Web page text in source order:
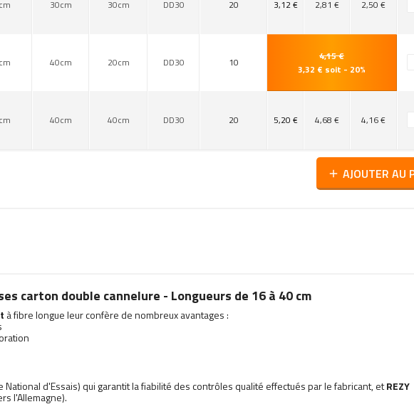
30cm 30cm DD30 20 3,12 € 2,81 € 2,50 €
40cm 20cm DD30 10
4,15 €
3,32 € soit - 20%
40cm 40cm DD30 20 5,20 € 4,68 € 4,16 €
add AJOUTER AU
carton double cannelure - Longueurs de 16 à 40 cm
à fibre longue leur confère de nombreux avantages :
National d'Essais) qui garantit la fiabilité des contrôles qualité effectués par le fabricant, etREZY
l'Allemagne).